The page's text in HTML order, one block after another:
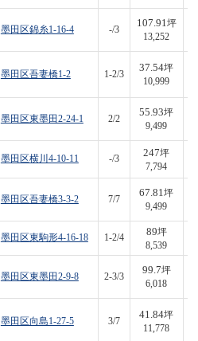
墨田区錦糸1-16-4 -/3
107.91 坪
13,252
墨田区吾妻橋1-2 1-2/3
37.54坪
10,999
墨田区東墨田2-24-1 2/2
55.93坪
9,499
墨田区横川4-10-11 -/3
247坪
7,794
墨田区吾妻橋3-3-2 7/7
67.81坪
9,499
墨田区東駒形4-16-18 1-2/4
89坪
8,539
墨田区東墨田2-9-8 2-3/3
99.7坪
6,018
墨田区向島1-27-5 3/7
41.84坪
11,778